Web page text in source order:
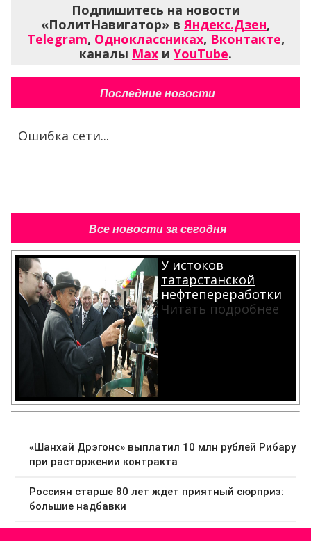
Подпишитесь на новости
«ПолитНавигатор» в Яндекс.Дзен,
Telegram, Одноклассниках, Вконтакте,
каналы Max и YouTube.
Последние новости
Ошибка сети...
Все новости за сегодня
У истоков
татарстанской
нефтепереработки
Читать подробнее